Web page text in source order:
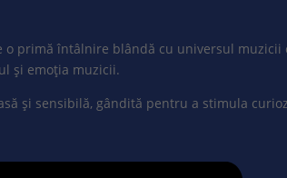
o primă întâlnire blândă cu universul muzicii
și emoția muzicii.
și sensibilă, gândită pentru a stimula